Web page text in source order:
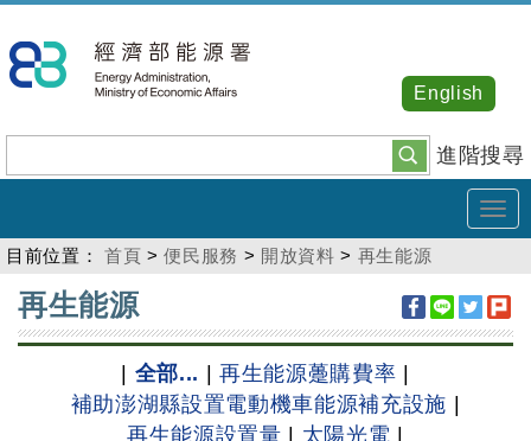
到
主
內
容
進階搜尋
English
目前位置： 首頁 >便民服務 > 開放資料 > 再生能源
:::
再生能源
全部... 再生能源躉購費率
補助澎湖縣設置電動機車能源補充設施
再生能源設置量
太陽光電